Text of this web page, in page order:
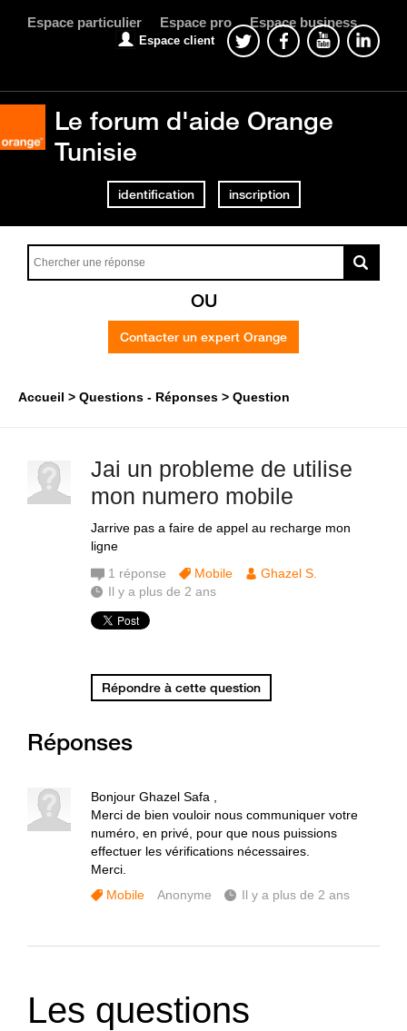
Espace particulier Espace pro Espace business
Espace client
Le forum d'aide Orange
Tunisie
identification inscription
OU
Contacter un expert Orange
Accueil Questions - Réponses Question
Jai un probleme de utilise
mon numero mobile
Jarrive pas a faire de appel au recharge mon
ligne
1 réponse Mobile
Ghazel S.
Il y a plus de 2 ans
Répondre à cette question
Réponses
Bonjour Ghazel Safa ,
Merci de bien vouloir nous communiquer votre
numéro, en privé, pour que nous puissions
effectuer les vérifications nécessaires.
Merci.
Mobile
Anonyme Il y a plus de 2 ans
Les questions